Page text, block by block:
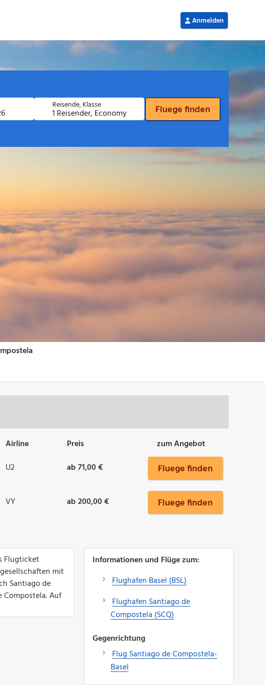
Airline Preis
zum Angebot
U2 ab 71,00 € Fluege finden
VY ab 200,00 € Fluege finden
Flugticket
mit
Santiago de
Compostela. Auf
Informationen und Flüge zum:
Flughafen Basel (BSL)
Flughafen Santiago de
Compostela (SCQ)
Gegenrichtung
Flug Santiago de Compostela-
Basel